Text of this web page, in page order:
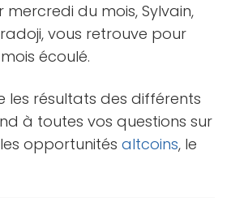
du mois, Sylvain,
vous retrouve pour
écoulé.
les résultats des différents
à toutes vos questions sur
opportunités altcoins, le